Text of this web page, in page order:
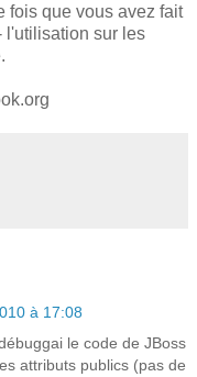
fois que vous avez fait
l'utilisation sur les
à 17:08
le code de JBoss
attributs publics (pas de